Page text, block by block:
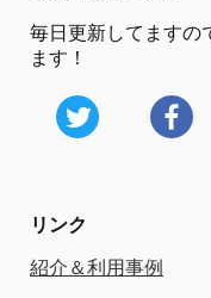
毎日更新してますの
ます！
リンク
紹介＆利用事例